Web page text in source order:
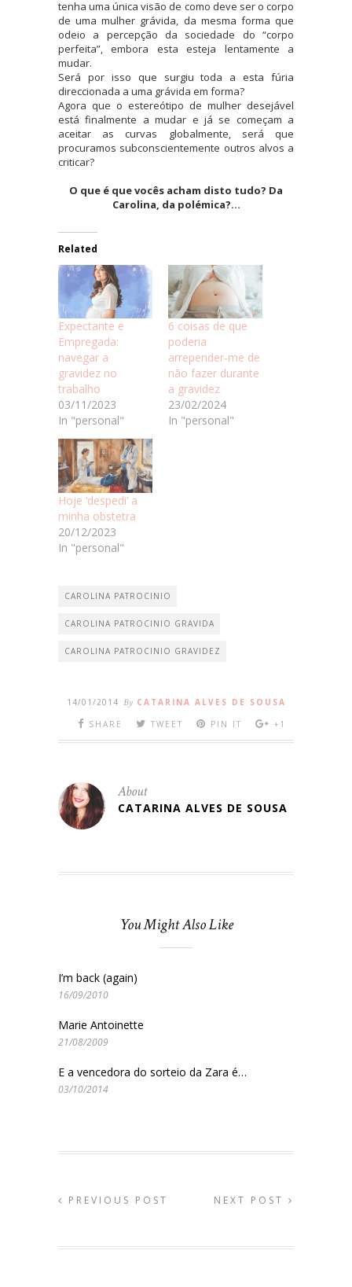
tenha uma única visão de como deve ser o corpo
de uma mulher grávida, da mesma forma que
odeio a percepção da sociedade do “corpo
perfeita”, embora esta esteja lentamente a
mudar.
Será por isso que surgiu toda a esta fúria
direccionada a uma grávida em forma?
Agora que o estereótipo de mulher desejável
está finalmente a mudar e já se começam a
aceitar as curvas globalmente, será que
procuramos subconscientemente outros alvos a
criticar?
O que é que vocês acham disto tudo? Da
Carolina, da polémica?…
Related
Expectante e
Empregada:
navegar a
gravidez no
trabalho
03/11/2023
In "personal"
6 coisas de que
poderia
arrepender-me de
não fazer durante
a gravidez
23/02/2024
In "personal"
Hoje ‘despedi’ a
minha obstetra
20/12/2023
In "personal"
CAROLINA PATROCINIO
CAROLINA PATROCINIO GRAVIDA
CAROLINA PATROCINIO GRAVIDEZ
14/01/2014 By CATARINA ALVES DE SOUSA
SHARE
TWEET PIN IT +1
About
CATARINA ALVES DE SOUSA
You Might Also Like
I’m back (again)
16/09/2010
Marie Antoinette
21/08/2009
E a vencedora do sorteio da Zara é…
03/10/2014
PREVIOUS POST NEXT POST